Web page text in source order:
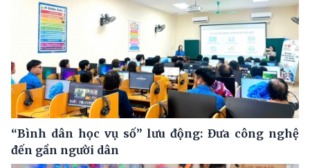
“Bình dân học vụ số” lưu động: Đưa công nghệ
đến gần người dân